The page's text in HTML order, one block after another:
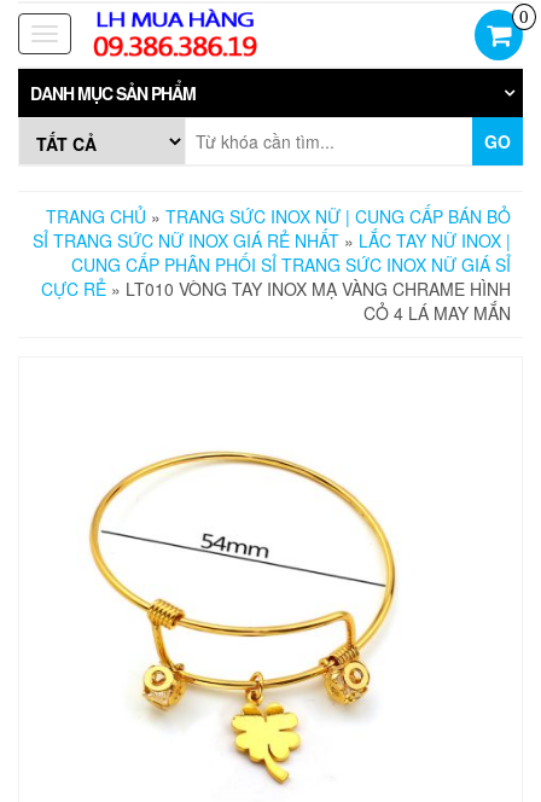
Skip
the
content
Toggle
navigation
0
DANH MỤC SẢN PHẨM
GO
TRANG CHỦ » TRANG SỨC INOX NỮ | CUNG CẤP BÁN BỎ
SỈ TRANG SỨC NỮ INOX GIÁ RẺ NHẤT » LẮC TAY NỮ INOX |
CUNG CẤP PHÂN PHỐI SỈ TRANG SỨC INOX NỮ GIÁ SỈ
CỰC RẺ » LT010 VÒNG TAY INOX MẠ VÀNG CHRAME HÌNH
CỎ 4 LÁ MAY MẮN